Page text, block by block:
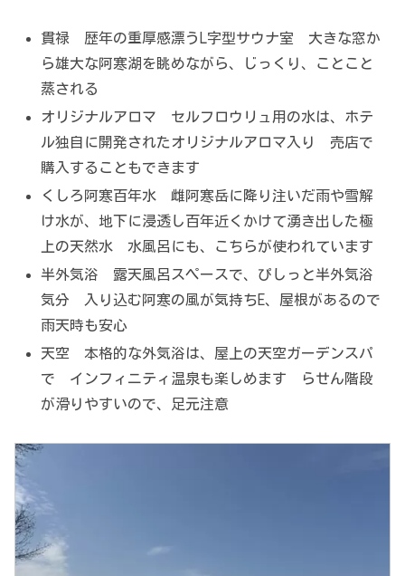
貫禄 歴年の重厚感漂うL字型サウナ室 大きな窓か
ら雄大な阿寒湖を眺めながら、じっくり、ことこと
蒸される
オリジナルアロマ セルフロウリュ用の水は、ホテ
ル独自に開発されたオリジナルアロマ入り 売店で
購入することもできます
くしろ阿寒百年水 雌阿寒岳に降り注いだ雨や雪解
け水が、地下に浸透し百年近くかけて湧き出した極
上の天然水 水風呂にも、こちらが使われています
半外気浴 露天風呂スペースで、ぴしっと半外気浴
気分 入り込む阿寒の風が気持ちE、屋根があるので
雨天時も安心
天空 本格的な外気浴は、屋上の天空ガーデンスパ
で インフィニティ温泉も楽しめます らせん階段
が滑りやすいので、足元注意